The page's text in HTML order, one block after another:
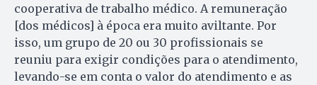
cooperativa de trabalho médico. A remuneração
[dos médicos] à época era muito aviltante. Por
isso, um grupo de 20 ou 30 profissionais se
reuniu para exigir condições para o atendimento,
levando-se em conta o valor do atendimento e as